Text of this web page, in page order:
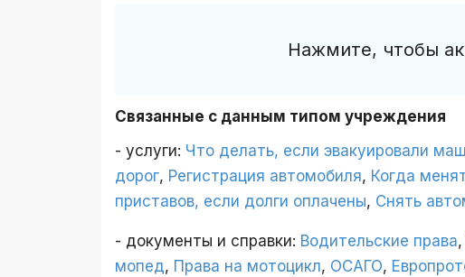
Нажмите, чтобы
Связанные с данным типом учреждения
- услуги: Что делать, если эвакуировали
дорог, Регистрация автомобиля, Когда
приставов, если долги оплачены, Снять
- документы и справки: Водительские права,
мопед, Права на мотоцикл, ОСАГО,